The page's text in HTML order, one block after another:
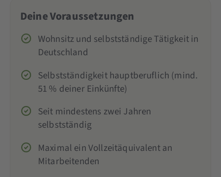
Deine Voraussetzungen
Wohnsitz und selbstständige Tätigkeit in
Deutschland
Selbstständigkeit hauptberuflich (mind.
51 % deiner Einkünfte)
Seit mindestens zwei Jahren
selbstständig
Maximal ein Vollzeitäquivalent an
Mitarbeitenden